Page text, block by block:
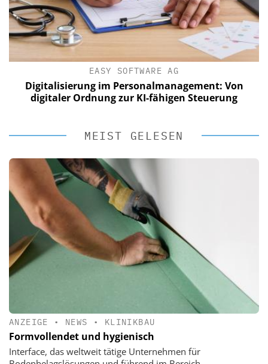
EASY SOFTWARE AG
Digitalisierung im Personalmanagement: Von
digitaler Ordnung zur KI-fähigen Steuerung
MEIST GELESEN
ANZEIGE • NEWS • KLINIKBAU
Formvollendet und hygienisch
Interface, das weltweit tätige Unternehmen für